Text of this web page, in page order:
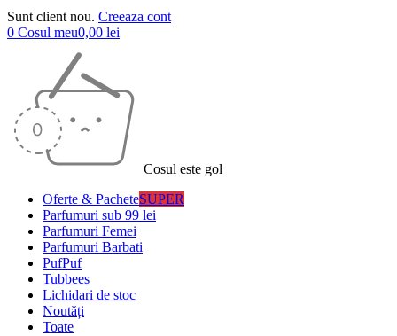
Sunt client nou. Creeaza cont
0 Cosul meu0,00 lei
Cosul este gol
Oferte & PacheteSUPER
Parfumuri sub 99 lei
Parfumuri Femei
Parfumuri Barbati
PufPuf
Tubbees
Lichidari de stoc
Noutăți
Toate